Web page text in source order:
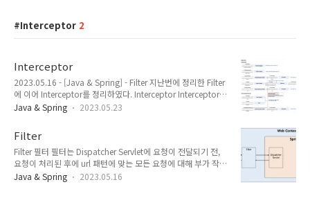
Interceptor 2
Interceptor
2023.05.16 - [Java & Spring] - Filter 지난번에 정리한 Filter
에 이어 Interceptor를 정리하였다. Interceptor Interceptor
인터셉터 Interceptor는 위의 이미지 처럼, Spring Context 영
능을 제공한다. Filter 이후에, Spring Context 영역에서 실행되
는 Dispatcher Servlet은 요청에 따른 컨트롤러를 매칭시키위
해, 핸들러 매핑을 수행하고 HandlerExecutionChain을 리턴
한다. FilterChain이 각 필터를 순서에 따라 다 거친 뒤에 서블릿
Java & Spring 2023.05.23
Filter
Filter 필터 필터는 Dispatcher Servlet에 요청이 전달되기 전,
요청이 처리된 후에 url 패턴에 맞는 모든 요청에 대해 부가 작업
을 처리할 수 있는 기능을 제공한다. 필터는 Web Context에서,
Java & Spring 2023.05.16